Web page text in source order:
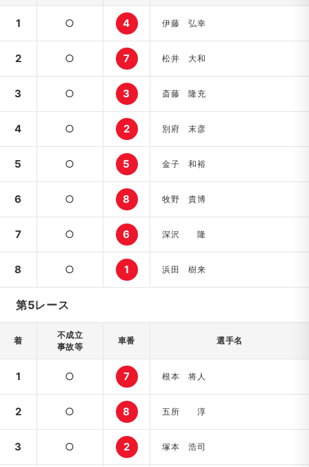
1 ○ 4 伊藤 弘幸
2 ○ 7 松井 大和
3 ○ 3 斎藤 隆充
4 ○ 2 別府 末彦
5 ○ 5 金子 和裕
6 ○ 8 牧野 貴博
7 ○ 6 深沢 隆
8 ○ 1 浜田 樹来
第5レース
着
不成立
事故等
車番 選手名
1 ○ 7 根本 将人
2 ○ 8 五所 淳
3 ○ 2 塚本 浩司